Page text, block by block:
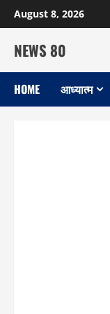
Skip
to
content
August 8, 2026
NEWS 80
HOME आध्यात्म